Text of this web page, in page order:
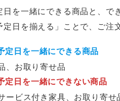
日を一緒にできる商品と、で
定日を揃える」ことで、ご注
定日を一緒にできる商品
、お取り寄せ品
定日を一緒にできない商品
ービス付き家具、お取り寄せ